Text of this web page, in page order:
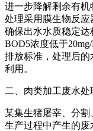
进一步降解剩余有
处理采用膜生物反应
确保出水水质稳定达
BOD5浓度低于
排放标准，处理后
利用。
二、肉类加工废水处
某集生猪屠宰、分割
生产过程中产生的